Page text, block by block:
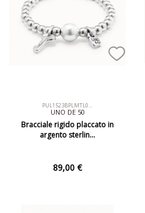
PUL1523BPLMTL0…
UNO DE 50
Bracciale rigido placcato in
argento sterlin…
89,00 €